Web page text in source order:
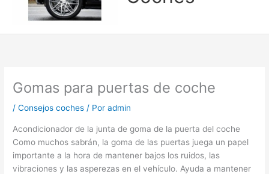
Gomas para puertas de coche
/Consejos coches / Poradmin
Acondicionador de la junta de goma de la puerta del coche
Como muchos sabrán, la goma de las puertas juega un papel
importante a la hora de mantener bajos los ruidos, las
vibraciones y las asperezas en el vehículo. Ayuda a mantener